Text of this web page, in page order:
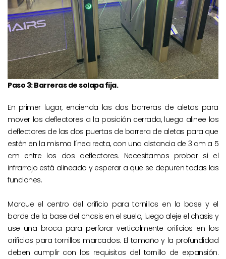
Paso 3: Barreras de solapa fija.
En primer lugar, encienda las dos barreras de aletas para
mover los deflectores a la posición cerrada, luego alinee los
deflectores de las dos puertas de barrera de aletas para que
estén en la misma línea recta, con una distancia de 3 cm a 5
cm entre los dos deflectores. Necesitamos probar si el
infrarrojo está alineado y esperar a que se depuren todas las
funciones.
Marque el centro del orificio para tornillos en la base y el
borde de la base del chasis en el suelo, luego aleje el chasis y
use una broca para perforar verticalmente orificios en los
orificios para tornillos marcados. El tamaño y la profundidad
deben cumplir con los requisitos del tornillo de expansión.